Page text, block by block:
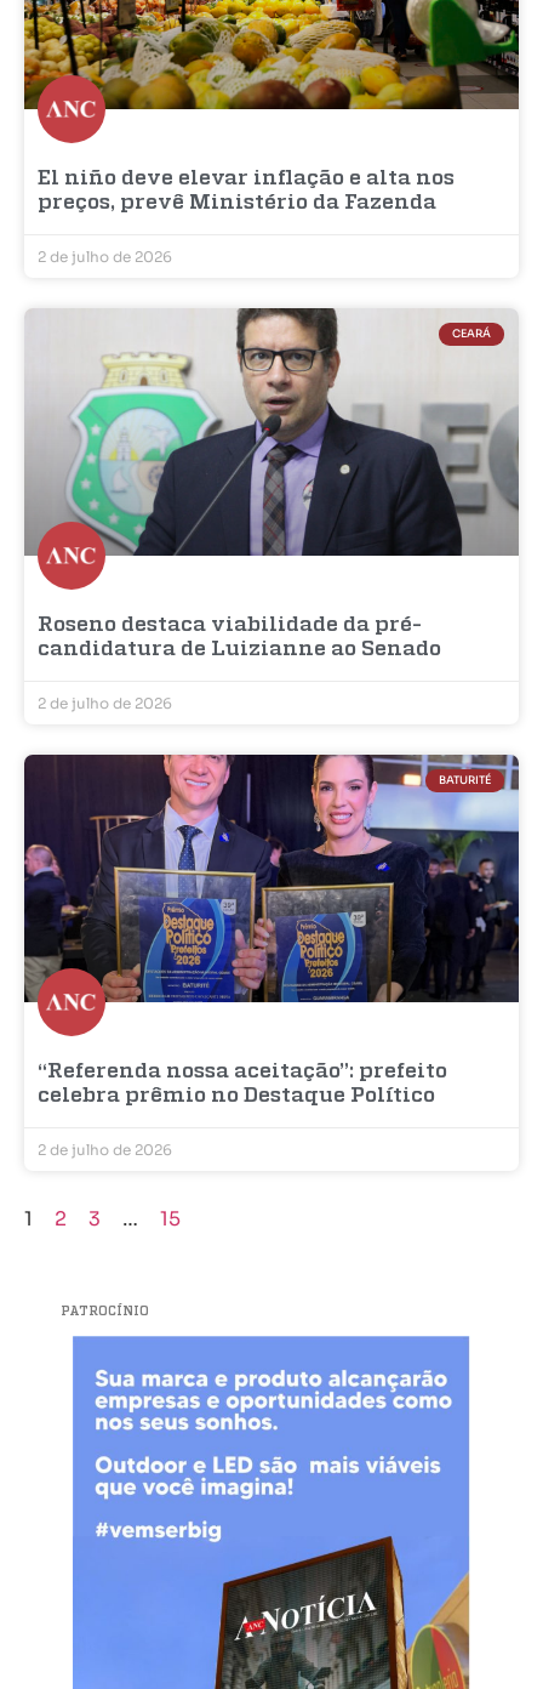
El niño deve elevar inflação e alta nos
preços, prevê Ministério da Fazenda
2 de julho de 2026
CEARÁ
Roseno destaca viabilidade da pré-
candidatura de Luizianne ao Senado
2 de julho de 2026
BATURITÉ
“Referenda nossa aceitação”: prefeito
celebra prêmio no Destaque Político
2 de julho de 2026
1 2 3 … 15
PATROCÍNIO